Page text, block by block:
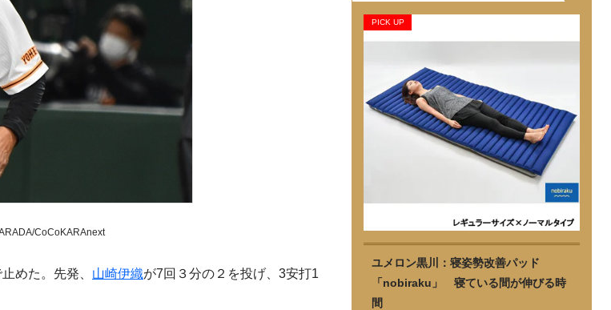
CoCoKARAnext
めた。先発、 山崎伊織が7回３分の２を投げ、3安打1
PICK UP
ユメロン黒川：寝姿勢改善パッド
「nobiraku」 寝ている間が伸びる時
間